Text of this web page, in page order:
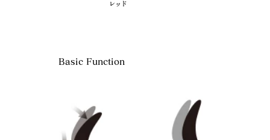
レッド
Basic Function